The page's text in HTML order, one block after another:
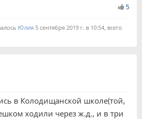
5
Юлия 5 сентября 2019 г. в 10:54, всего
в Колодищанской школе(той,
ходили через ж.д., и в три